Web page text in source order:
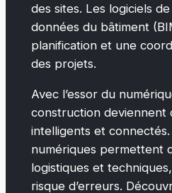
des sites. Les logiciels
données du bâtiment
planification et une
des projets.
Avec l’essor du
construction deviennent
intelligents et connectés.
numériques permettent
logistiques et
risque d’erreurs.